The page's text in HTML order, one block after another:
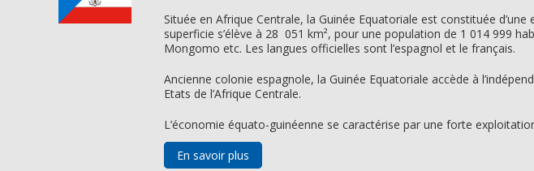
Située en Afrique Centrale, la Guinée Equatoriale est constituée
superficie s’élève à 28 051 km², pour une population de 1 014 999
Mongomo etc. Les langues officielles sont l’espagnol et le français.
Ancienne colonie espagnole, la Guinée Equatoriale accède à
Etats de l’Afrique Centrale.
L’économie équato-guinéenne se caractérise par une forte
En savoir plus